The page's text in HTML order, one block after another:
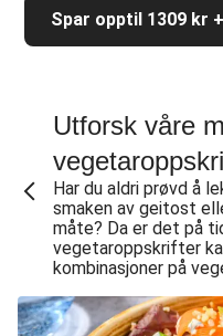
Spar opptil 1309 kr
Utforsk våre
Har du aldri prøvd å
smaken av geitost
måte? Da er det på
vegetaroppskrifter
kombinasjoner på